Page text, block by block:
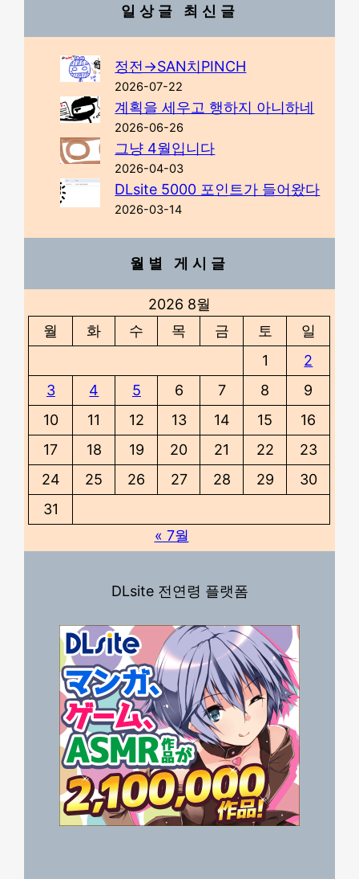
일상글 최신글
정전→SAN치PINCH
2026-07-22
계획을 세우고 행하지 아니하네
2026-06-26
그냥 4월입니다
2026-04-03
DLsite 5000 포인트가 들어왔다
2026-03-14
월별 게시글
2026 8월
월
화 수 목 금 토
일
1
2
3
4 5 6 7 8
9
10
11 12 13 14 15
16
17
18 19 20 21 22
23
24
25 26 27 28 29
30
31
« 7월
DLsite 전연령 플랫폼